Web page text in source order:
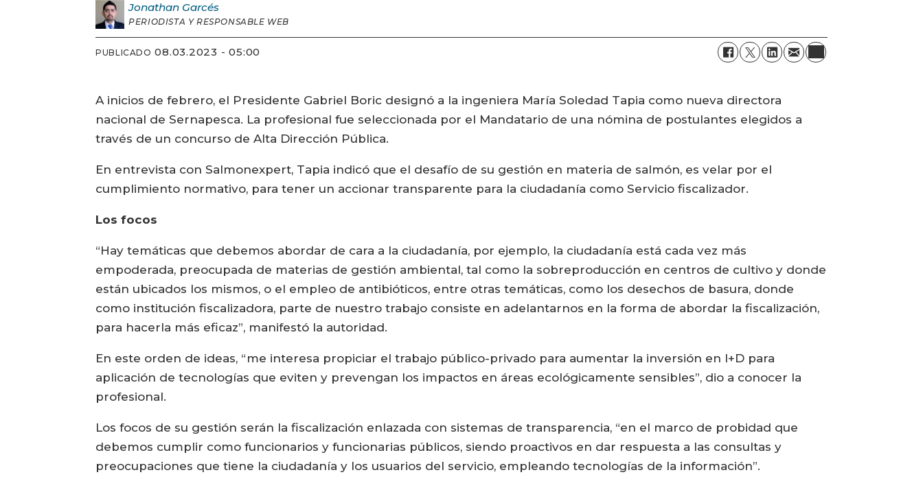
Jonathan Garcés
PERIODISTA Y RESPONSABLE WEB
PUBLICADO 08.03.2023 - 05:00
A inicios de febrero, el Presidente Gabriel Boric designó a la ingeniera María Soledad Tapia como nueva directora
nacional de Sernapesca. La profesional fue seleccionada por el Mandatario de una nómina de postulantes elegidos a
través de un concurso de Alta Dirección Pública.
En entrevista con Salmonexpert, Tapia indicó que el desafío de su gestión en materia de salmón, es velar por el
cumplimiento normativo, para tener un accionar transparente para la ciudadanía como Servicio fiscalizador.
Los focos
“Hay temáticas que debemos abordar de cara a la ciudadanía, por ejemplo, la ciudadanía está cada vez más
empoderada, preocupada de materias de gestión ambiental, tal como la sobreproducción en centros de cultivo y donde
están ubicados los mismos, o el empleo de antibióticos, entre otras temáticas, como los desechos de basura, donde
como institución fiscalizadora, parte de nuestro trabajo consiste en adelantarnos en la forma de abordar la fiscalización,
para hacerla más eficaz”, manifestó la autoridad.
En este orden de ideas, “me interesa propiciar el trabajo público-privado para aumentar la inversión en I+D para
aplicación de tecnologías que eviten y prevengan los impactos en áreas ecológicamente sensibles”, dio a conocer la
profesional.
Los focos de su gestión serán la fiscalización enlazada con sistemas de transparencia, “en el marco de probidad que
debemos cumplir como funcionarios y funcionarias públicos, siendo proactivos en dar respuesta a las consultas y
preocupaciones que tiene la ciudadanía y los usuarios del servicio, empleando tecnologías de la información”.